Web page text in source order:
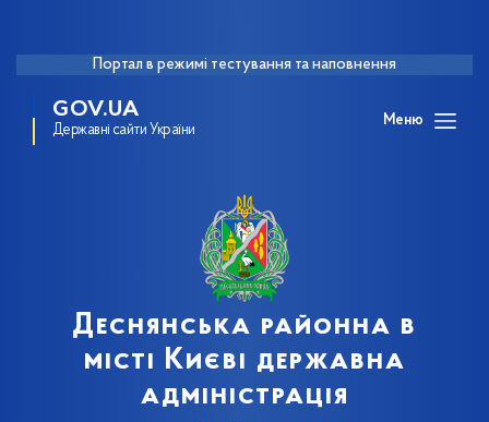
Портал в режимі тестування та наповнення
GOV.UA
Державні сайти України
Меню
Деснянська районна в
місті Києві державна
адміністрація